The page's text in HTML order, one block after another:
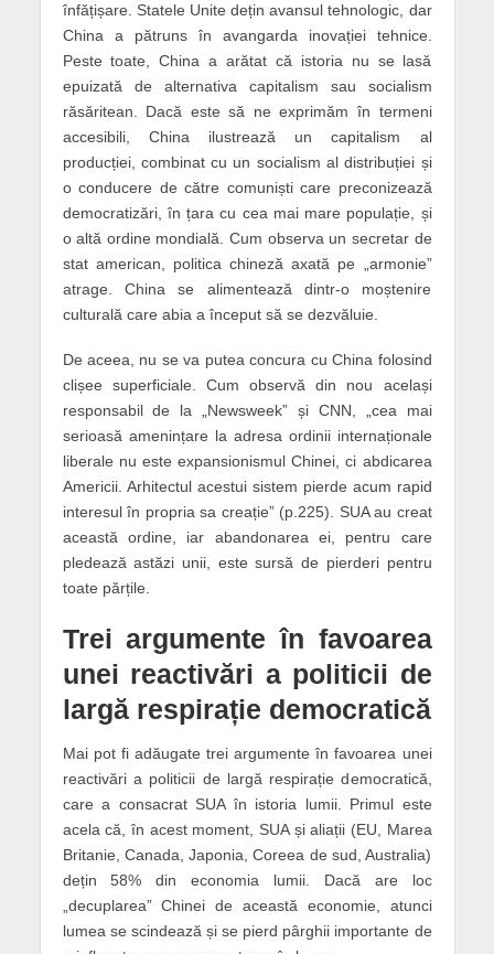
înfățișare. Statele Unite dețin avansul tehnologic, dar
China a pătruns în avangarda inovației tehnice.
Peste toate, China a arătat că istoria nu se lasă
epuizată de alternativa capitalism sau socialism
răsăritean. Dacă este să ne exprimăm în termeni
accesibili, China ilustrează un capitalism al
producției, combinat cu un socialism al distribuției și
o conducere de către comuniști care preconizează
democratizări, în țara cu cea mai mare populație, și
o altă ordine mondială. Cum observa un secretar de
stat american, politica chineză axată pe „armonie”
atrage. China se alimentează dintr-o moștenire
culturală care abia a început să se dezvăluie.
De aceea, nu se va putea concura cu China folosind
clișee superficiale. Cum observă din nou același
responsabil de la „Newsweek” și CNN, „cea mai
serioasă amenințare la adresa ordinii internaționale
liberale nu este expansionismul Chinei, ci abdicarea
Americii. Arhitectul acestui sistem pierde acum rapid
interesul în propria sa creație” (p.225). SUA au creat
această ordine, iar abandonarea ei, pentru care
pledează astăzi unii, este sursă de pierderi pentru
toate părțile.
Trei argumente în favoarea
unei reactivări a politicii de
largă respirație democratică
Mai pot fi adăugate trei argumente în favoarea unei
reactivări a politicii de largă respirație democratică,
care a consacrat SUA în istoria lumii. Primul este
acela că, în acest moment, SUA și aliații (EU, Marea
Britanie, Canada, Japonia, Coreea de sud, Australia)
dețin 58% din economia lumii. Dacă are loc
„decuplarea” Chinei de această economie, atunci
lumea se scindează și se pierd pârghii importante de